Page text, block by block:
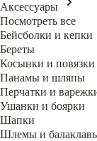
Аксессуары
Посмотреть все
Бейсболки и кепки
Береты
Косынки и повязки
Панамы и шляпы
Перчатки и
Ушанки и боярки
Шапки
Шлемы и